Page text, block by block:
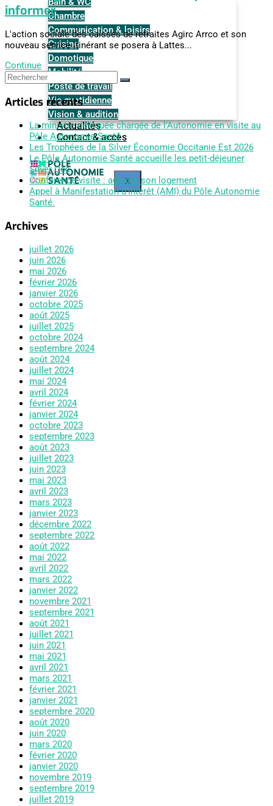
Chambre
Communication & loisirs
Cuisine
Domotique
Mobilité
Poste de travail
Vie quotidienne
Vision & audition
Actualités
Contact & accès
X
informer
L'action sociale des caisses de retraites Agirc Arrco et son
nouveau service itinérant se posera à Lattes...
Continue
Articles récents
La ministre déléguée chargée de l’Autonomie en visite au
Pôle Autonomie Santé
Les Trophées de la Silver Économie Occitanie Est 2026
Le Pôle Autonomie Santé accueille les petit-déjeuner
Silver Occ
Conférence-visite : adapter son logement
Appel à Manifestation d’Intérêt (AMI) du Pôle Autonomie
Santé.
Archives
juillet 2026
juin 2026
mai 2026
février 2026
janvier 2026
octobre 2025
août 2025
juillet 2025
octobre 2024
septembre 2024
août 2024
juillet 2024
mai 2024
avril 2024
février 2024
janvier 2024
octobre 2023
septembre 2023
août 2023
juillet 2023
juin 2023
mai 2023
avril 2023
mars 2023
janvier 2023
décembre 2022
septembre 2022
août 2022
mai 2022
avril 2022
mars 2022
janvier 2022
novembre 2021
septembre 2021
août 2021
juillet 2021
juin 2021
mai 2021
avril 2021
mars 2021
février 2021
janvier 2021
septembre 2020
août 2020
juin 2020
mars 2020
février 2020
janvier 2020
novembre 2019
septembre 2019
juillet 2019